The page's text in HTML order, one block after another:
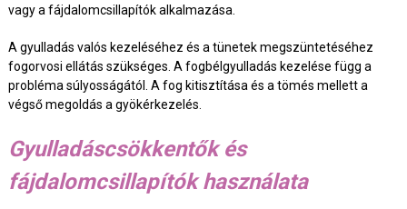
vagy a fájdalomcsillapítók alkalmazása.
A gyulladás valós kezeléséhez és a tünetek megszüntetéséhez
fogorvosi ellátás szükséges. A fogbélgyulladás kezelése függ a
probléma súlyosságától. A fog kitisztítása és a tömés mellett a
végső megoldás a gyökérkezelés.
Gyulladáscsökkentők és
fájdalomcsillapítók használata